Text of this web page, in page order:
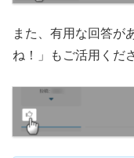
また、有用な回答が
ね！」もご活用くだ